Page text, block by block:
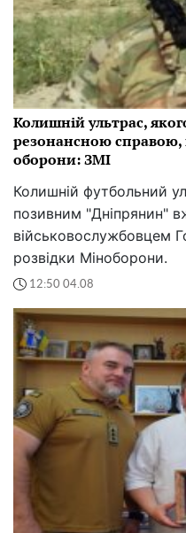
Колишній ультрас,
резонансною справою,
оборони: ЗМІ
Колишній футбольний
позивним "Дніпрянин"
військовослужбовцем
розвідки Міноборони.
12:50 04.08